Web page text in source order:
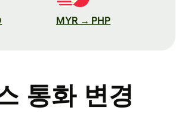
MYR → PHP
통화 변경